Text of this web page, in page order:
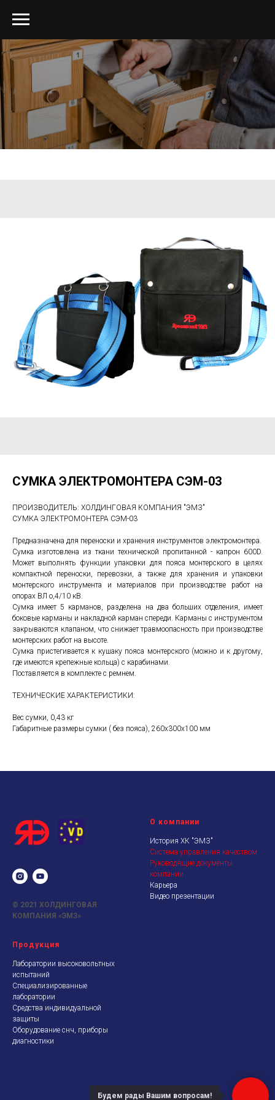
СУМКА ЭЛЕКТРОМОНТЕРА СЭМ-03
ПРОИЗВОДИТЕЛЬ: ХОЛДИНГОВАЯ КОМПАНИЯ "ЭМЗ"
СУМКА ЭЛЕКТРОМОНТЕРА СЭМ-03
Предназначена для переноски и хранения инструментов электромонтера.
Сумка изготовлена из ткани технической пропитанной - капрон 600D.
Может выполнять функции упаковки для пояса монтерского в целях
компактной переноски, перевозки, а также для хранения и упаковки
монтерского инструмента и материалов при производстве работ на
опорах ВЛ о,4/10 кВ.
Сумка имеет 5 карманов, разделена на два больших отделения, имеет
боковые карманы и накладной карман спереди. Карманы с инструментом
закрываются клапаном, что снижает травмоопасность при производстве
монтерских работ на высоте.
Сумка пристегивается к кушаку пояса монтерского (можно и к другому,
где имеются крепежные кольца) с карабинами.
Поставляется в комплекте с ремнем.
ТЕХНИЧЕСКИЕ ХАРАКТЕРИСТИКИ:
Вес сумки, 0,43 кг
Габаритные размеры сумки ( без пояса), 260х300х100 мм
© 2021 ХОЛДИНГОВАЯ
КОМПАНИЯ «ЭМЗ»
О компании
История ХК "ЭМЗ"
Система управления качеством
Руководящие документы
компании
Карьера
Видео презентации
Продукция
Лаборатории высоковольтных
испытаний
Специализированные
лаборатории
Средства индивидуальной
защиты
Оборудование снч, приборы
диагностики
Будем рады Вашим вопросам!